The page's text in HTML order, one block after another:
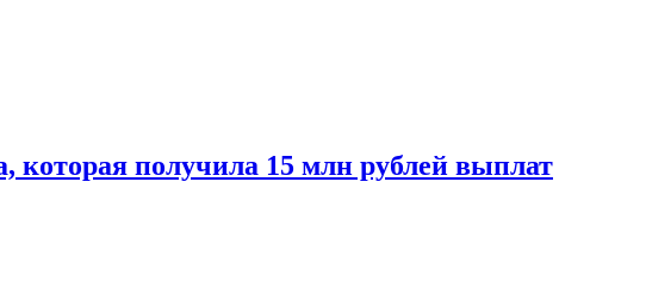
которая получила 15 млн рублей выплат